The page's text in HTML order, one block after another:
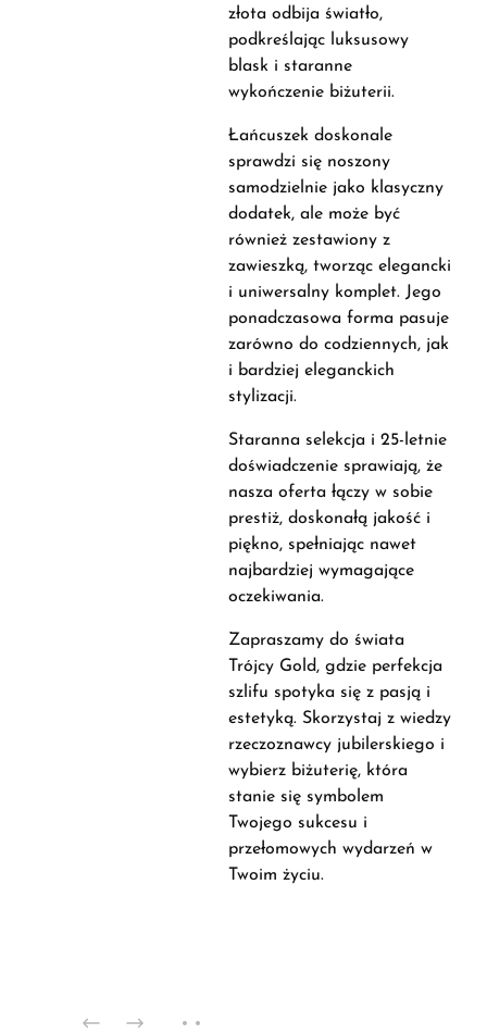
złota odbija światło,
podkreślając luksusowy
blask i staranne
wykończenie biżuterii.
Łańcuszek doskonale
sprawdzi się noszony
samodzielnie jako klasyczny
dodatek, ale może być
również zestawiony z
zawieszką, tworząc elegancki
i uniwersalny komplet. Jego
ponadczasowa forma pasuje
zarówno do codziennych, jak
i bardziej eleganckich
stylizacji.
Staranna selekcja i 25-letnie
doświadczenie sprawiają, że
nasza oferta łączy w sobie
prestiż, doskonałą jakość i
piękno, spełniając nawet
najbardziej wymagające
oczekiwania.
Zapraszamy do świata
Trójcy Gold, gdzie perfekcja
szlifu spotyka się z pasją i
estetyką. Skorzystaj z wiedzy
rzeczoznawcy jubilerskiego i
wybierz biżuterię, która
stanie się symbolem
Twojego sukcesu i
przełomowych wydarzeń w
Twoim życiu.